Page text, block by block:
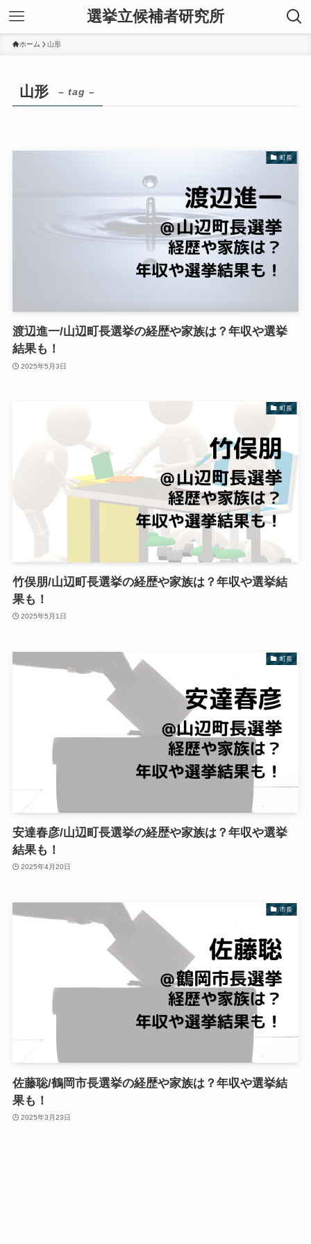
選挙立候補者研究所
ホーム 山形
山形 – tag –
町長
渡辺進一/山辺町長選挙の経歴や家族は？年収や選挙
結果も！
2025年5月3日
町長
竹俣朋/山辺町長選挙の経歴や家族は？年収や選挙結
果も！
2025年5月1日
町長
安達春彦/山辺町長選挙の経歴や家族は？年収や選挙
結果も！
2025年4月20日
市長
佐藤聡/鶴岡市長選挙の経歴や家族は？年収や選挙結
果も！
2025年3月23日